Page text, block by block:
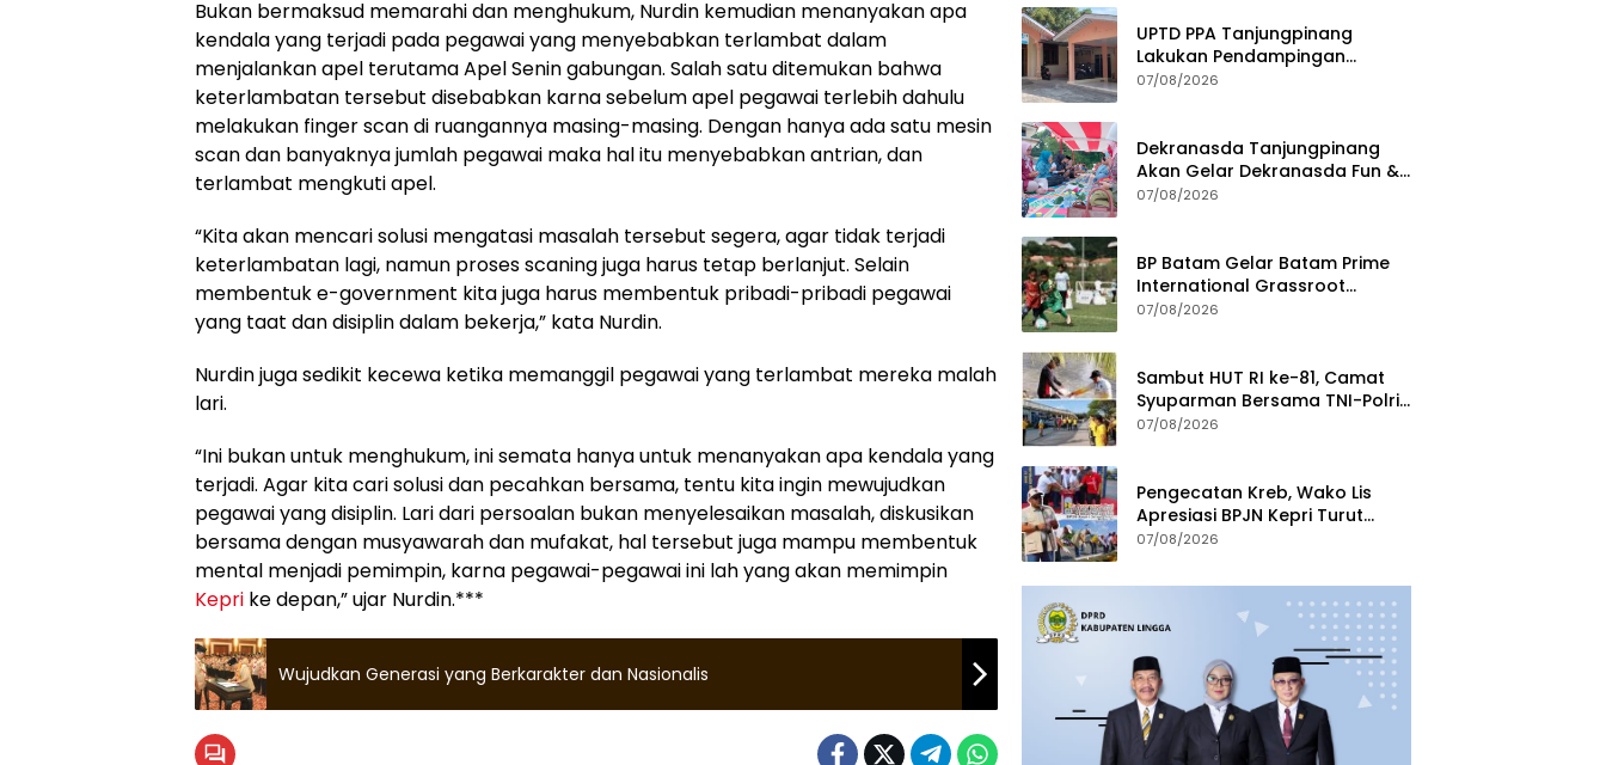
Bukan bermaksud memarahi dan menghukum, Nurdin kemudian menanyakan apa
kendala yang terjadi pada pegawai yang menyebabkan terlambat dalam
menjalankan apel terutama Apel Senin gabungan. Salah satu ditemukan bahwa
keterlambatan tersebut disebabkan karna sebelum apel pegawai terlebih dahulu
melakukan finger scan di ruangannya masing-masing. Dengan hanya ada satu mesin
scan dan banyaknya jumlah pegawai maka hal itu menyebabkan antrian, dan
terlambat mengkuti apel.
“Kita akan mencari solusi mengatasi masalah tersebut segera, agar tidak terjadi
keterlambatan lagi, namun proses scaning juga harus tetap berlanjut. Selain
membentuk e-government kita juga harus membentuk pribadi-pribadi pegawai
yang taat dan disiplin dalam bekerja,” kata Nurdin.
Nurdin juga sedikit kecewa ketika memanggil pegawai yang terlambat mereka malah
lari.
“Ini bukan untuk menghukum, ini semata hanya untuk menanyakan apa kendala yang
terjadi. Agar kita cari solusi dan pecahkan bersama, tentu kita ingin mewujudkan
pegawai yang disiplin. Lari dari persoalan bukan menyelesaikan masalah, diskusikan
bersama dengan musyawarah dan mufakat, hal tersebut juga mampu membentuk
mental menjadi pemimpin, karna pegawai-pegawai ini lah yang akan memimpin
Kepri ke depan,” ujar Nurdin.***
Wujudkan Generasi yang Berkarakter dan Nasionalis
UPTD PPA Tanjungpinang
Lakukan Pendampingan
Intensif Siswi SMP Korban
07/08/2026
Dekranasda Tanjungpinang
Akan Gelar Dekranasda Fun &
Run 2026 di Kawasan Gedung
07/08/2026
BP Batam Gelar Batam Prime
International Grassroot
Football Festival 2026
07/08/2026
Sambut HUT RI ke-81, Camat
Syuparman Bersama TNI-Polri
dan Instansi Goro di Pantai
07/08/2026
Pengecatan Kreb, Wako Lis
Apresiasi BPJN Kepri Turut
Jaga Kebersihan dan
07/08/2026